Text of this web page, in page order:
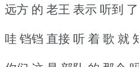
远方 的 老王 表示 听到 了
哇 铛铛 直接 听 着 歌 就